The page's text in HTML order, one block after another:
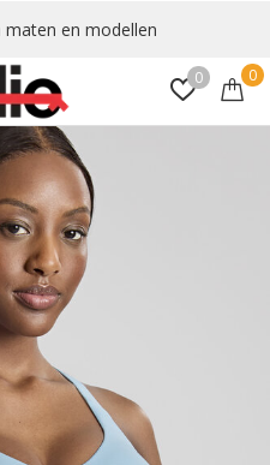
0 0
maten en modellen